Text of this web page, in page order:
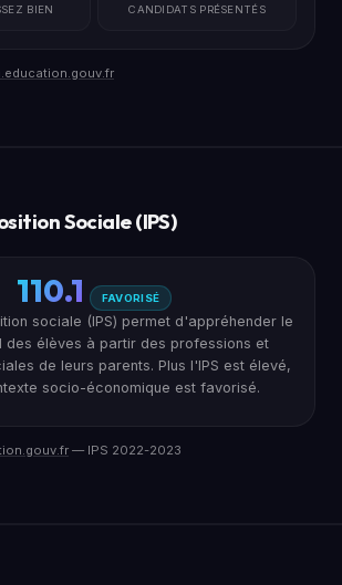
BIEN CANDIDATS PRÉSENTÉS
Sociale (IPS)
110.1 FAVORISÉ
sociale (IPS) permet d'appréhender le
des élèves à partir des professions et
de leurs parents. Plus l'IPS est élevé,
socio-économique est favorisé.
— IPS 2022-2023